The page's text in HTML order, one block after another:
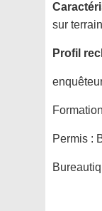
sur terrain
Profil
Permis :